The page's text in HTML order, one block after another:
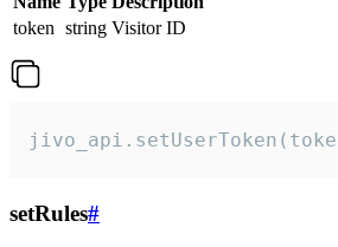
token string Visitor ID
setRules#